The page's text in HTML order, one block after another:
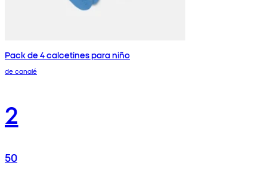
Pack de 4 calcetines para niño
de canalé
2
50